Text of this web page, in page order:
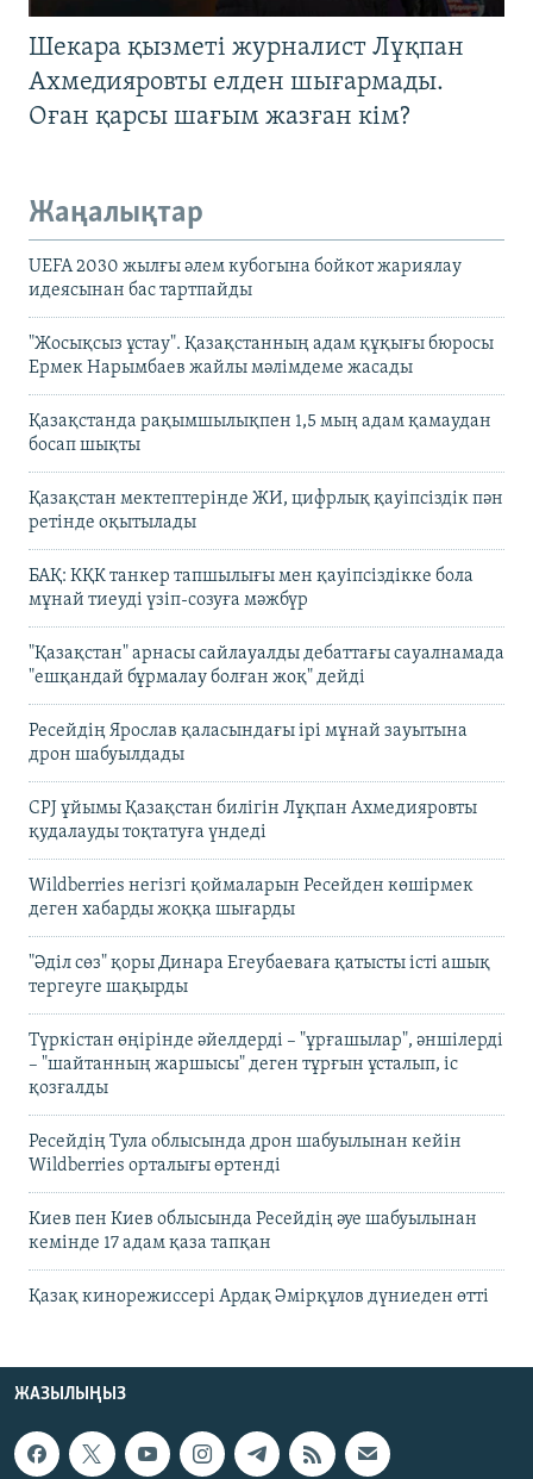
Шекара қызметі журналист Лұқпан
Ахмедияровты елден шығармады.
Оған қарсы шағым жазған кім?
Жаңалықтар
UEFA 2030 жылғы әлем кубогына бойкот жариялау
идеясынан бас тартпайды
"Жосықсыз ұстау". Қазақстанның адам құқығы бюросы
Ермек Нарымбаев жайлы мәлімдеме жасады
Қазақстанда рақымшылықпен 1,5 мың адам қамаудан
босап шықты
Қазақстан мектептерінде ЖИ, цифрлық қауіпсіздік пән
ретінде оқытылады
БАҚ: КҚК танкер тапшылығы мен қауіпсіздікке бола
мұнай тиеуді үзіп-созуға мәжбүр
"Қазақстан" арнасы сайлауалды дебаттағы сауалнамада
"ешқандай бұрмалау болған жоқ" дейді
Ресейдің Ярослав қаласындағы ірі мұнай зауытына
дрон шабуылдады
CPJ ұйымы Қазақстан билігін Лұқпан Ахмедияровты
қудалауды тоқтатуға үндеді
Wildberries негізгі қоймаларын Ресейден көшірмек
деген хабарды жоққа шығарды
"Әділ сөз" қоры Динара Егеубаеваға қатысты істі ашық
тергеуге шақырды
Түркістан өңірінде әйелдерді – "ұрғашылар", әншілерді
– "шайтанның жаршысы" деген тұрғын ұсталып, іс
қозғалды
Ресейдің Тула облысында дрон шабуылынан кейін
Wildberries орталығы өртенді
Киев пен Киев облысында Ресейдің әуе шабуылынан
кемінде 17 адам қаза тапқан
Қазақ кинорежиссері Ардақ Әмірқұлов дүниеден өтті
ЖАЗЫЛЫҢЫЗ